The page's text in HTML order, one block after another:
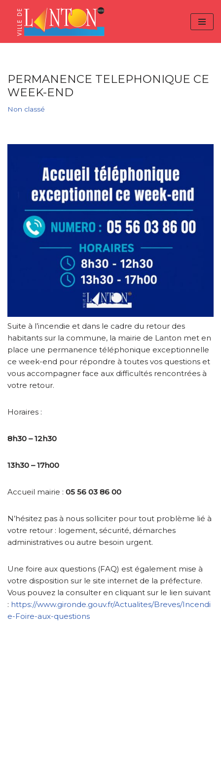
Content
navigation
Aller
PERMANENCE TELEPHONIQUE CE
WEEK-END
Non classé
Suite à l’incendie et dans le cadre du retour des
habitants sur la commune, la mairie de Lanton met en
place une permanence téléphonique exceptionnelle
ce week-end pour répondre à toutes vos questions et
vous accompagner face aux difficultés rencontrées à
votre retour.
Horaires :
8h30 – 12h30
13h30 – 17h00
Accueil mairie : 05 56 03 86 00
N’hésitez pas à nous solliciter pour tout problème lié à
votre retour : logement, sécurité, démarches
administratives ou autre besoin urgent.
Une foire aux questions (FAQ) est également mise à
votre disposition sur le site internet de la préfecture.
Vous pouvez la consulter en cliquant sur le lien suivant
: https://www.gironde.gouv.fr/Actualites/Breves/Incendi
e-Foire-aux-questions
Panneau de gestion des cookies